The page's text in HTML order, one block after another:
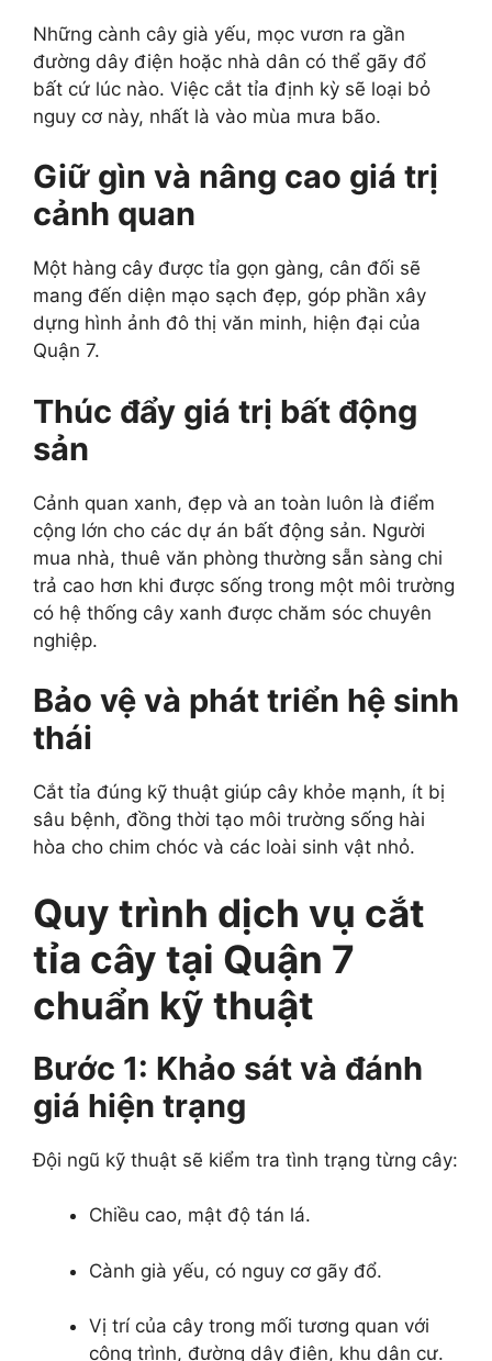
Những cành cây già yếu, mọc vươn ra gần
đường dây điện hoặc nhà dân có thể gãy đổ
bất cứ lúc nào. Việc cắt tỉa định kỳ sẽ loại bỏ
nguy cơ này, nhất là vào mùa mưa bão.
Giữ gìn và nâng cao giá trị
cảnh quan
Một hàng cây được tỉa gọn gàng, cân đối sẽ
mang đến diện mạo sạch đẹp, góp phần xây
dựng hình ảnh đô thị văn minh, hiện đại của
Quận 7.
Thúc đẩy giá trị bất động
sản
Cảnh quan xanh, đẹp và an toàn luôn là điểm
cộng lớn cho các dự án bất động sản. Người
mua nhà, thuê văn phòng thường sẵn sàng chi
trả cao hơn khi được sống trong một môi trường
có hệ thống cây xanh được chăm sóc chuyên
nghiệp.
Bảo vệ và phát triển hệ sinh
thái
Cắt tỉa đúng kỹ thuật giúp cây khỏe mạnh, ít bị
sâu bệnh, đồng thời tạo môi trường sống hài
hòa cho chim chóc và các loài sinh vật nhỏ.
Quy trình dịch vụ cắt
tỉa cây tại Quận 7
chuẩn kỹ thuật
Bước 1: Khảo sát và đánh
giá hiện trạng
Đội ngũ kỹ thuật sẽ kiểm tra tình trạng từng cây:
Chiều cao, mật độ tán lá.
Cành già yếu, có nguy cơ gãy đổ.
Vị trí của cây trong mối tương quan với
công trình, đường dây điện, khu dân cư.